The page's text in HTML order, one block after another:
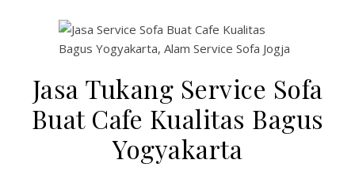
Jasa Tukang Service Sofa
Buat Cafe Kualitas Bagus
Yogyakarta